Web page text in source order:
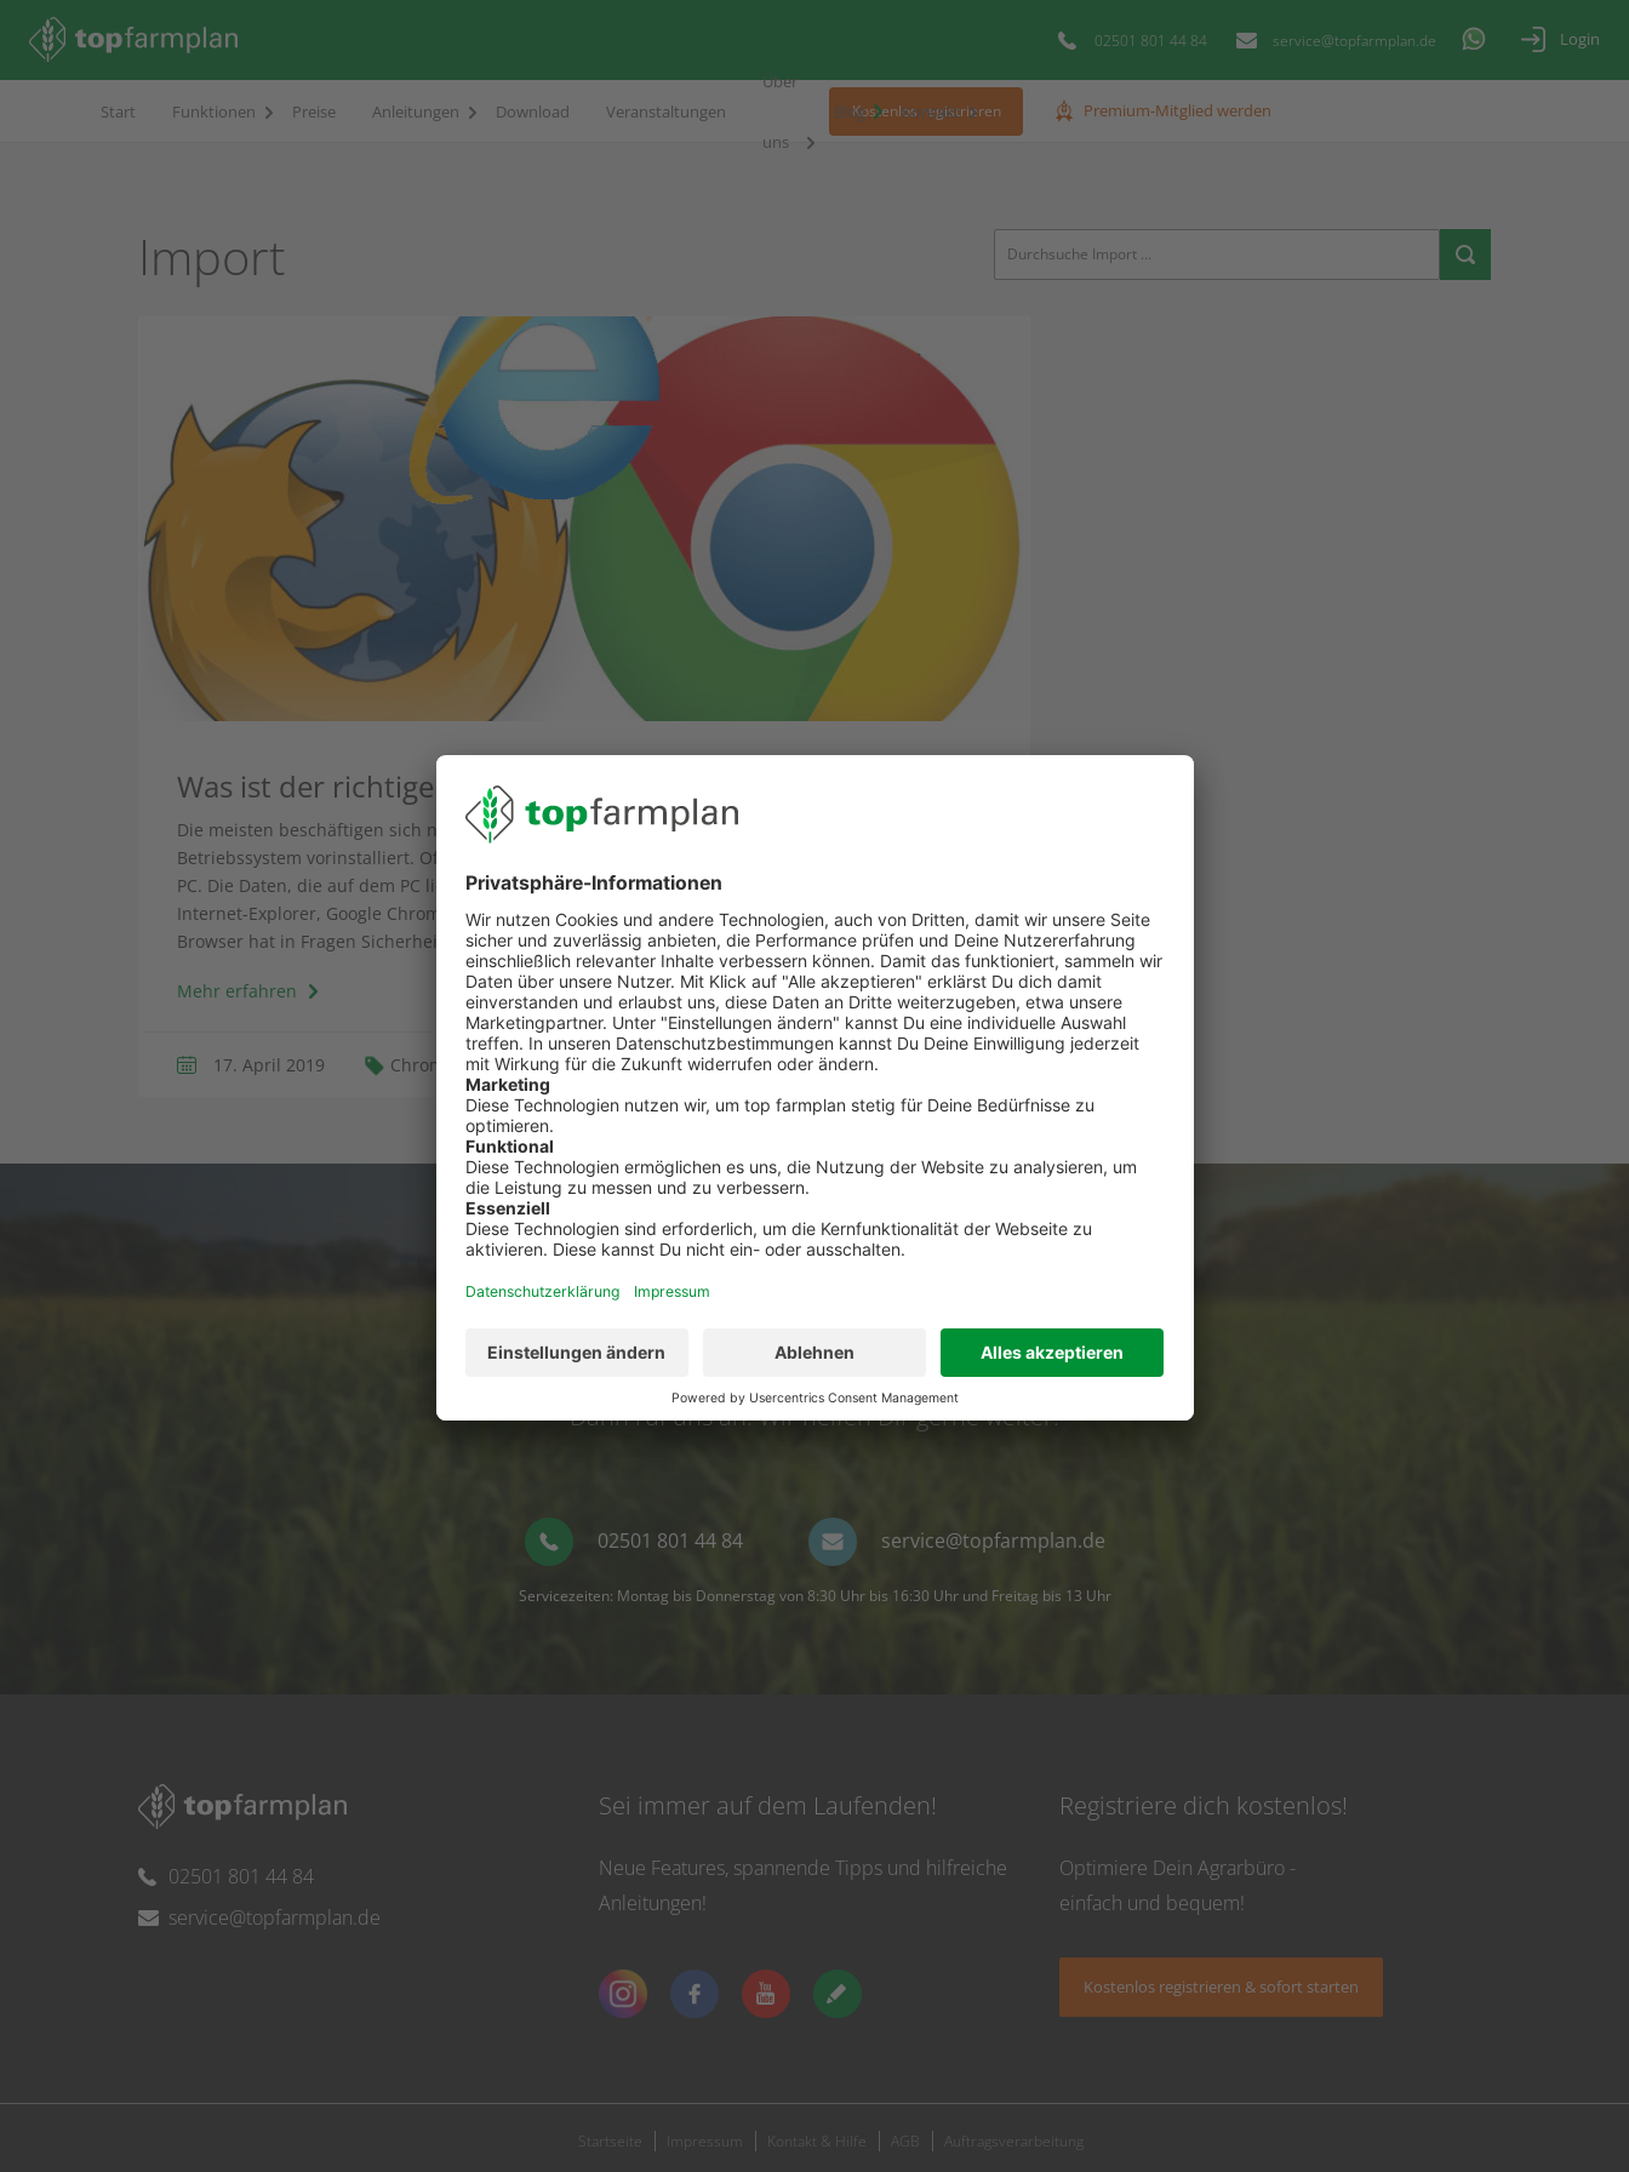
02501 801 44 84 service@topfarmplan.de Login
Start Funktionen Preise Anleitungen Download Veranstaltungen
Über
uns
Blog Kontakt
Kostenlos registrieren Premium-Mitglied werden
Import
Was ist der richtige Browser…
Die meisten beschäftigen sich nicht mit dieser Frage, ist doch schon ein Webbrowser mit dem
Betriebssystem vorinstalliert. Oft ist das Betriebssystem jedoch so alt wie der vor Jahren gekaufte
PC. Die Daten, die auf dem PC liegen meistens Betriebsbezogen und sensibel zu behandeln.
Internet-Explorer, Google Chrome, Mozilla Firefox sind wohl die bekanntesten. Doch welcher
Browser hat in Fragen Sicherheit die Nase vorn?
Mehr erfahren
17. April 2019 Chrome Firefox
Kontakt zum Kundenservice
Du hast Fragen zu top farmplan oder benötigst Unterstützung?
Dann ruf uns an. Wir helfen Dir gerne weiter!
02501 801 44 84 service@topfarmplan.de
Servicezeiten: Montag bis Donnerstag von 8:30 Uhr bis 16:30 Uhr und Freitag bis 13 Uhr
02501 801 44 84
service@topfarmplan.de
Sei immer auf dem Laufenden!
Neue Features, spannende Tipps und hilfreiche
Anleitungen!
Registriere dich kostenlos!
Optimiere Dein Agrarbüro -
einfach und bequem!
Kostenlos registrieren & sofort starten
Startseite Impressum Kontakt & Hilfe AGB Auftragsverarbeitung